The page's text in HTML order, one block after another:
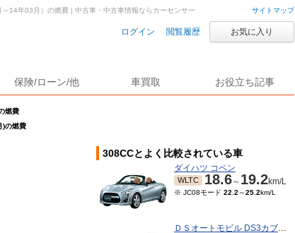
サイトマップ
ログイン 閲覧履歴 お気に入り
保険/ローン/他 車買取 お役立ち記事
燃費
)の燃費
14年03月）の燃費 | 中古車・中古車情報ならカーセンサー
308CCとよく比較されている車
ダイハツ コペン
WLTC 18.6～ 19.2km/L
※ JC08モード 22.2 ～25.2km/L
ＤＳオートモビル DS3カブリオ